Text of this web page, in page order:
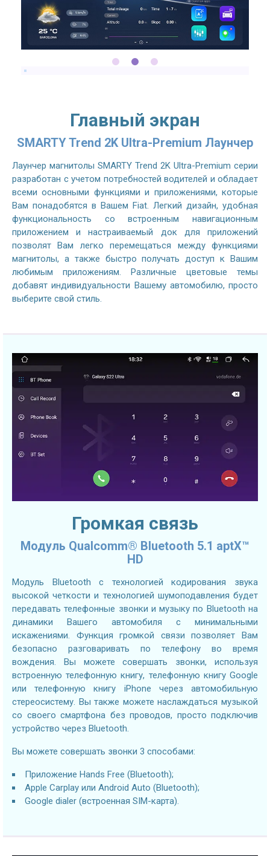
Главный экран
SMARTY Trend 2K Ultra-Premium Лаунчер
Лаунчер магнитолы SMARTY Trend 2K Ultra-Premium серии
разработан с учетом потребностей водителей и обладает
всеми основными функциями и приложениями, которые
Вам понадобятся в Вашем Fiat. Легкий дизайн, удобная
функциональность со встроенным навигационным
приложением и настраиваемый док для приложений
позволят Вам легко перемещаться между функциями
магнитолы, а также быстро получать доступ к Вашим
любимым приложениям. Различные цветовые темы
добавят индивидуальности Вашему автомобилю, просто
выберите свой стиль.
Громкая связь
Модуль Qualcomm® Bluetooth 5.1 aptX™
HD
Модуль Bluetooth с технологией кодирования звука
высокой четкости и технологией шумоподавления будет
передавать телефонные звонки и музыку по Bluetooth на
динамики Вашего автомобиля с минимальными
искажениями. Функция громкой связи позволяет Вам
безопасно разговаривать по телефону во время
вождения. Вы можете совершать звонки, используя
встроенную телефонную книгу, телефонную книгу Google
или телефонную книгу iPhone через автомобильную
стереосистему. Вы также можете наслаждаться музыкой
со своего смартфона без проводов, просто подключив
устройство через Bluetooth.
Вы можете совершать звонки 3 способами:
Приложение Hands Free (Bluetooth);
Apple Carplay или Android Auto (Bluetooth);
Google dialer (встроенная SIM-карта).